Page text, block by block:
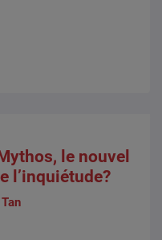
le nouvel
l’inquiétude?